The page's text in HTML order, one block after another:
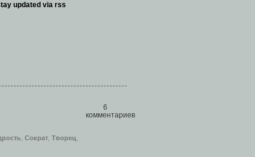
updated via rss
Сократ Творец
6
комментариев